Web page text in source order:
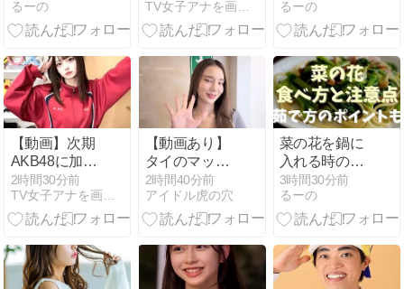
で作れる？代
用品を紹介！
るーの
い、本物かわ
かる？
TV女子アナを画像で紹介
めんどくさい
ときは皮ごと
調査
るーの
【動画】次期
AKB48に加入
濃厚な大型美
人ルーキーが
発見されてし
ｗｗ
2時間30分前
TV女子アナを画像で紹介
【動画あり】
タイのマッサ
ージ店レベル
高すぎwvw
2時間40分前
アイドル虎の穴
菜の花を鍋に
入れる時の注
意点は？下茹
でなしで苦味
を抑えるコツ
3時間30分前
るーの